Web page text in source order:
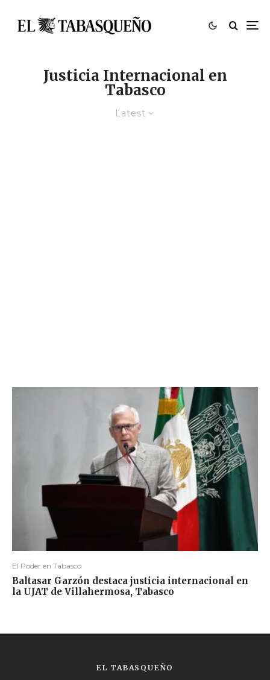
Justicia Internacional en
Tabasco
Latest
El Poder en Tabasco
Baltasar Garzón destaca justicia internacional en
la UJAT de Villahermosa, Tabasco
EL TABASQUEÑO